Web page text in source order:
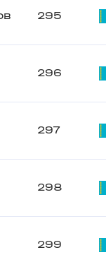
295
296
297
298
299